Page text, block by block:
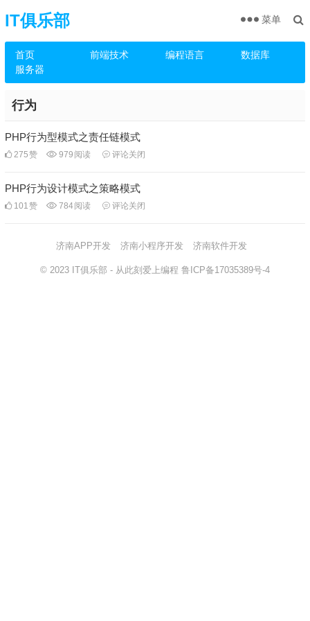
IT俱乐部
首页 前端技术 编程语言
数据库
服务器
菜单
行为
PHP行为型模式之责任链模式
275赞 979 阅读 评论关闭
PHP行为设计模式之策略模式
101赞 784阅读 评论关闭
济南APP开发 济南小程序开发 济南软件开发
© 2023 IT俱乐部 - 从此刻爱上编程 鲁ICP备17035389号-4